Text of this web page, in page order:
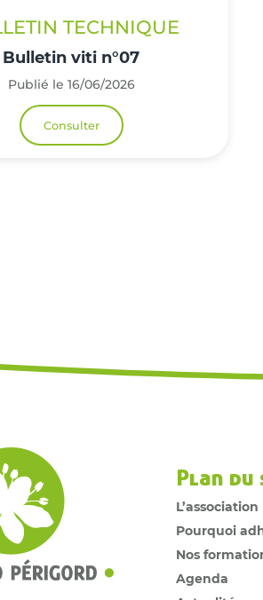
TECHNIQUE
Bulletin viti n°07
Publié le 16/06/2026
Consulter
Plan
L’association
Pourquoi
Nos
Agenda